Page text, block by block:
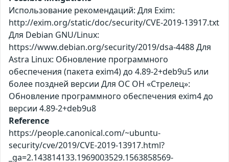
Использование рекомендаций: Для Exim:
http://exim.org/static/doc/security/CVE-2019-13917.txt
Для Debian GNU/Linux:
https://www.debian.org/security/2019/dsa-4488 Для
Astra Linux: Обновление программного
обеспечения (пакета exim4) до 4.89-2+deb9u5 или
более поздней версии Для ОС ОН «Стрелец»:
Обновление программного обеспечения exim4 до
версии 4.89-2+deb9u8
Reference
https://people.canonical.com/~ubuntu-
security/cve/2019/CVE-2019-13917.html?
_ga=2.143814133.1969003529.1563858569-